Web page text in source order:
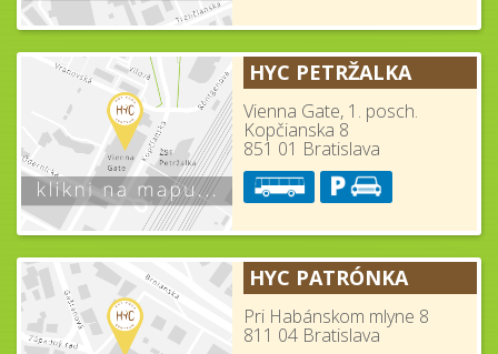
HYC PETRŽALKA
Vienna Gate, 1. posch.
Kopčianska 8
851 01 Bratislava
HYC PATRÓNKA
Pri Habánskom mlyne 8
811 04 Bratislava